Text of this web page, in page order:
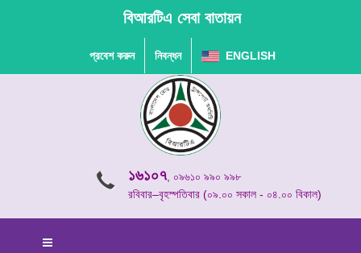
বিআরটিএ সেবা বাতায়ন
প্রবেশ করুন নিবন্ধন ENGLISH
১৬১০৭, ০৯৬১০ ৯৯০ ৯৯৮
রবিবার–বৃহস্পতিবার (০৯.০০ সকাল - ০৪.০০ বিকাল)